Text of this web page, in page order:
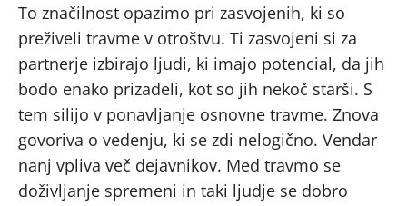
To značilnost opazimo pri zasvojenih, ki so
preživeli travme v otroštvu. Ti zasvojeni si za
partnerje izbirajo ljudi, ki imajo potencial, da jih
bodo enako prizadeli, kot so jih nekoč starši. S
tem silijo v ponavljanje osnovne travme. Znova
govoriva o vedenju, ki se zdi nelogično. Vendar
nanj vpliva več dejavnikov. Med travmo se
doživljanje spremeni in taki ljudje se dobro